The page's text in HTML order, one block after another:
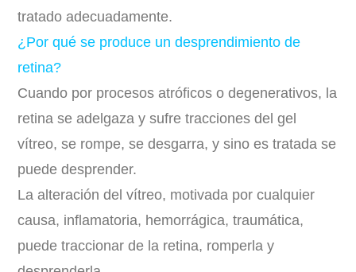
tratado adecuadamente.
¿Por qué se produce un desprendimiento de
retina?
Cuando por procesos atróficos o degenerativos, la
retina se adelgaza y sufre tracciones del gel
vítreo, se rompe, se desgarra, y sino es tratada se
puede desprender.
La alteración del vítreo, motivada por cualquier
causa, inflamatoria, hemorrágica, traumática,
puede traccionar de la retina, romperla y